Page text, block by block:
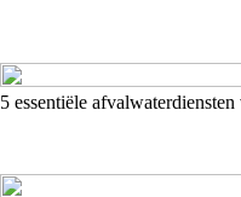
5 essentiële